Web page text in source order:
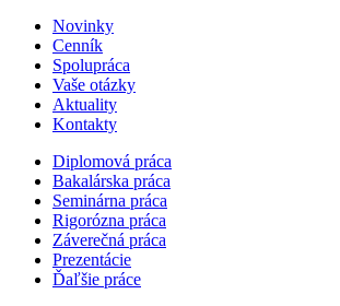
Novinky
Cenník
Spolupráca
Vaše otázky
Aktuality
Kontakty
Diplomová práca
Bakalárska práca
Seminárna práca
Rigorózna práca
Záverečná práca
Prezentácie
Ďaľšie práce